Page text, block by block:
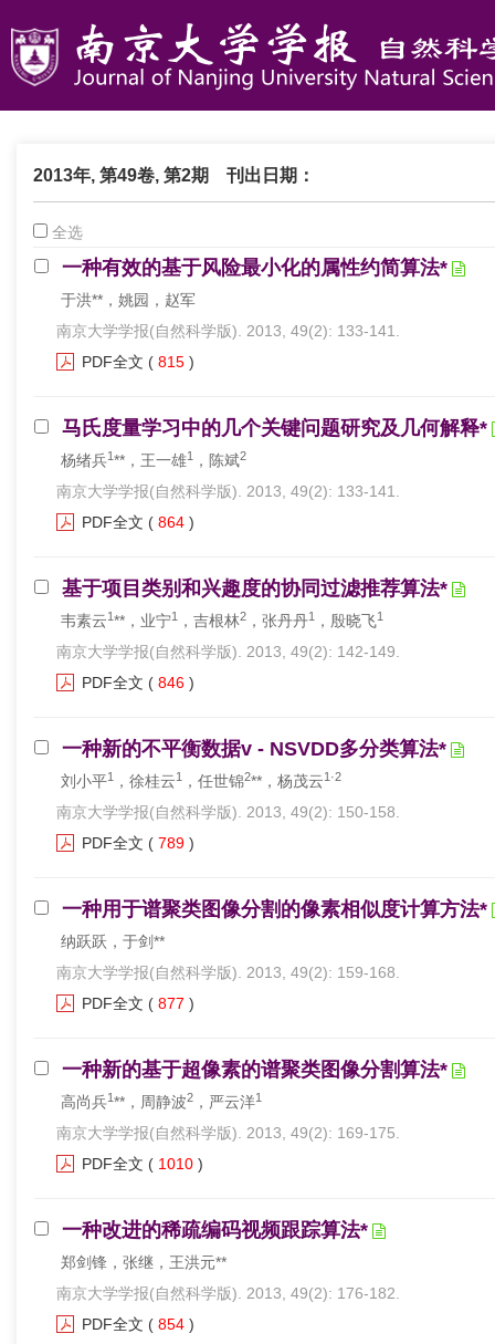
2013年, 第49卷, 第2期 刊出日期：
全选
一种有效的基于风险最小化的属性约简算法*
于洪**，姚园，赵军
南京大学学报(自然科学版). 2013, 49(2): 133-141.
PDF全文 ( 815 )
马氏度量学习中的几个关键问题研究及几何解释*
杨绪兵1**，王一雄1 ，陈斌2
南京大学学报(自然科学版). 2013, 49(2): 133-141.
PDF全文 ( 864 )
基于项目类别和兴趣度的协同过滤推荐算法*
韦素云1**，业宁1 ，吉根林2 ，张丹丹1 ，殷晓飞1
南京大学学报(自然科学版). 2013, 49(2): 142-149.
PDF全文 ( 846 )
一种新的不平衡数据v - NSVDD多分类算法*
刘小平1 ，徐桂云1 ，任世锦2**，杨茂云1·2
南京大学学报(自然科学版). 2013, 49(2): 150-158.
PDF全文 ( 789 )
一种用于谱聚类图像分割的像素相似度计算方法*
纳跃跃，于剑**
南京大学学报(自然科学版). 2013, 49(2): 159-168.
PDF全文 ( 877 )
一种新的基于超像素的谱聚类图像分割算法*
高尚兵1**，周静波2 ，严云洋1
南京大学学报(自然科学版). 2013, 49(2): 169-175.
PDF全文 ( 1010 )
一种改进的稀疏编码视频跟踪算法*
郑剑锋，张继，王洪元**
南京大学学报(自然科学版). 2013, 49(2): 176-182.
PDF全文 ( 854 )